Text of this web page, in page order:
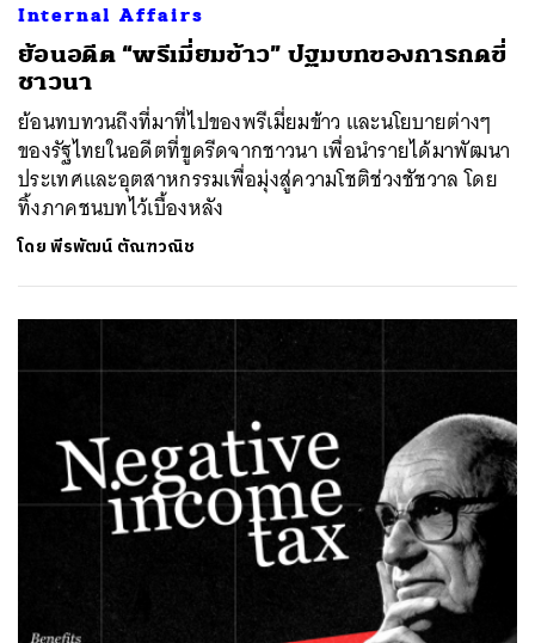
Internal Affairs
ย้อนอดีต “พรีเมี่ยมข้าว” ปฐมบทของการกดขี่
ชาวนา
ย้อนทบทวนถึงที่มาที่ไปของพรีเมี่ยมข้าว และนโยบายต่างๆ
ของรัฐไทยในอดีตที่ขูดรีดจากชาวนา เพื่อนำรายได้มาพัฒนา
ประเทศและอุตสาหกรรมเพื่อมุ่งสู่ความโชติช่วงชัชวาล โดย
ทิ้งภาคชนบทไว้เบื้องหลัง
โดยพีรพัฒน์ ตัณฑวณิช